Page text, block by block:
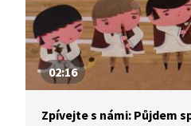
02:16
Zpívejte s námi: Půjdem